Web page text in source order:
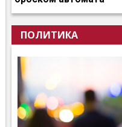
ПОЛИТИКА